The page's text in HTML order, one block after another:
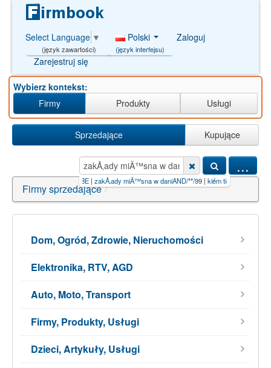
Select Language ▼
(język zawartości)
Polski
(język interfejsu)
Zaloguj
Zarejestruj się
Wybierz kontekst:
Firmy
Produkty Usługi
Sprzedające Kupujące
...
【GB777.BE zakÅ‚ady miÄ™sna w daniAND/**/99|kiếm tiền free online【01.CYOU
Firmy sprzedające /
Dom, Ogród, Zdrowie, Nieruchomości
Elektronika, RTV, AGD
Auto, Moto, Transport
Firmy, Produkty, Usługi
Dzieci, Artykuły, Usługi